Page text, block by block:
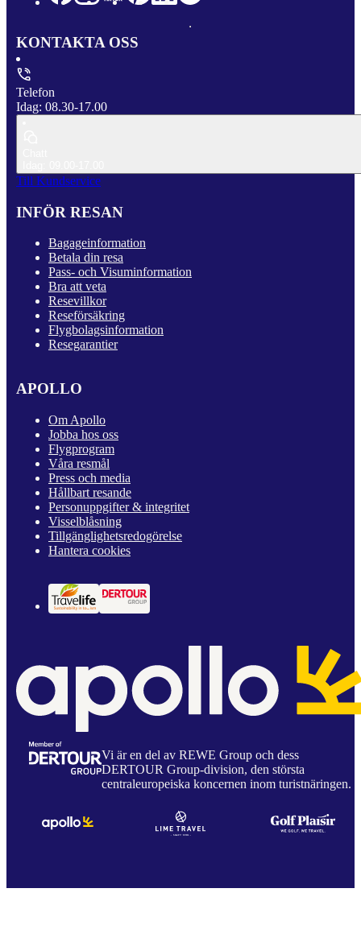
KONTAKTA OSS
Telefon
Idag: 08.30-17.00
Till Kundservice
INFÖR RESAN
Bagageinformation
Betala din resa
Pass- och Visuminformation
Bra att veta
Resevillkor
Reseförsäkring
Flygbolagsinformation
Resegarantier
APOLLO
Om Apollo
Jobba hos oss
Flygprogram
Våra resmål
Press och media
Hållbart resande
Personuppgifter & integritet
Visselblåsning
Tillgänglighetsredogörelse
Hantera cookies
Vi är en del av REWE Group och dess
DERTOUR Group-division, den största
centraleuropeiska koncernen inom turistnäringen.